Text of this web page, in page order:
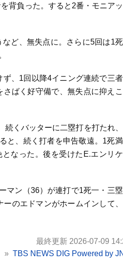
背負った。すると2番・モニア
ど、無失点に。さらに5回は1
、1回以降4イニング連続で三
ばく好守備で、無失点に抑えこ
続くバッターに二塁打を打たれ
と、続く打者を申告敬遠。1死
なった。後を受けたE.エンリ
マン（36）が連打で1死一・三塁
のエドマンがホームインして
最終更新 2026-07-09
TBS NEWS DIG Powered by